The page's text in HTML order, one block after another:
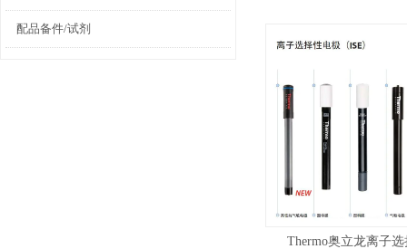
配品备件/试剂
Thermo奥立龙离子